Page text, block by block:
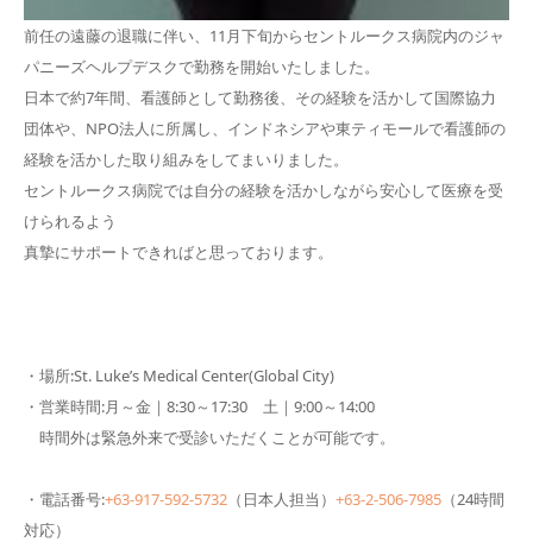
前任の遠藤の退職に伴い、11月下旬からセントルークス病院内のジャ
パニーズヘルプデスクで勤務を開始いたしました。
日本で約7年間、看護師として勤務後、その経験を活かして国際協力
団体や、NPO法人に所属し、インドネシアや東ティモールで看護師の
経験を活かした取り組みをしてまいりました。
セントルークス病院では自分の経験を活かしながら安心して医療を受
けられるよう
真摯にサポートできればと思っております。
・場所:St. Luke’s Medical Center(Global City)
・営業時間:月～金｜8:30～17:30 土｜9:00～14:00
時間外は緊急外来で受診いただくことが可能です。
・電話番号:+63-917-592-5732 （日本人担当） +63-2-506-7985 （24時間
対応）